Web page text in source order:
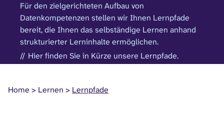
Home Lernen Lernpfade
Für den zielgerichteten Aufbau von
Datenkompetenzen stellen wir Ihnen Lernpfade
bereit, die Ihnen das selbständige Lernen anhand
strukturierter Lerninhalte ermöglichen.
Hier finden Sie in Kürze unsere Lernpfade.